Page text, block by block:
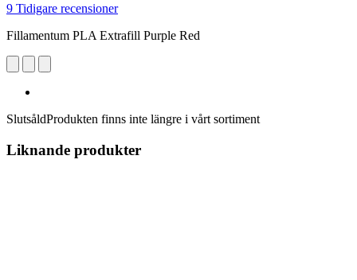
9 Tidigare recensioner
Fillamentum PLA Extrafill Purple Red
SlutsåldProdukten finns inte längre i vårt sortiment
Liknande produkter